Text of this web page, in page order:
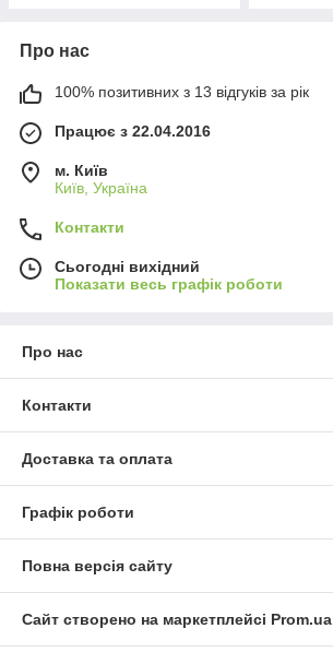
Про нас
100% позитивних з 13 відгуків за рік
Працює з 22.04.2016
м. Київ
Київ, Україна
Контакти
Сьогодні вихідний
Показати весь графік роботи
Про нас
Контакти
Доставка та оплата
Графік роботи
Повна версія сайту
Сайт створено на маркетплейсі Prom.ua